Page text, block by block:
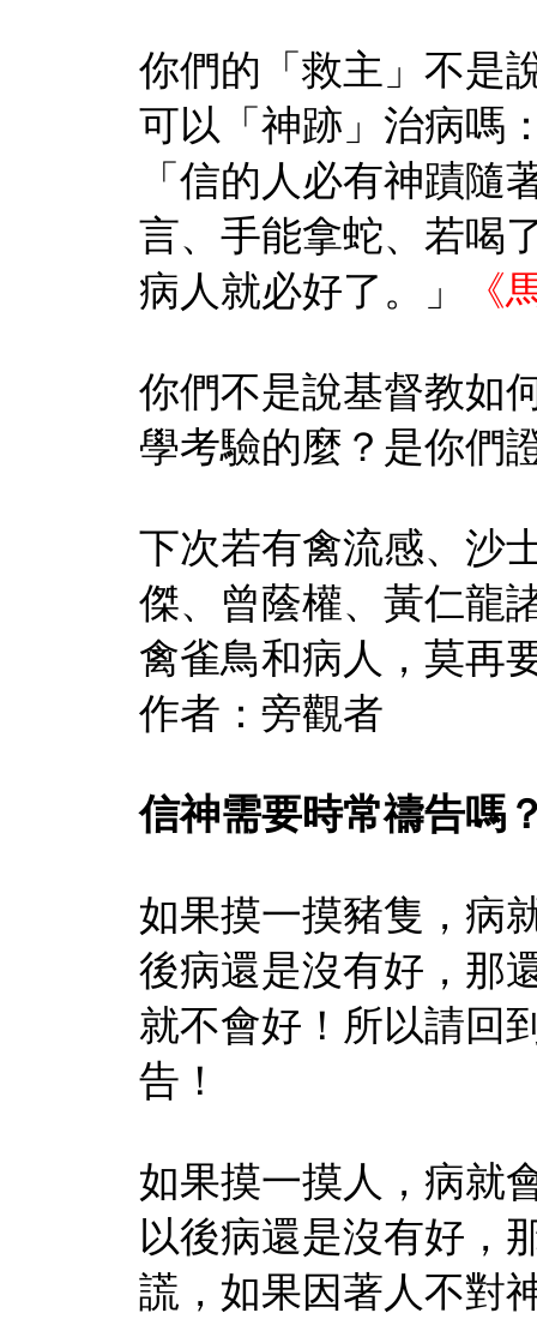
你們的「救主」不是
可以「神跡」治病嗎
「信的人必有神蹟隨
言、手能拿蛇、若喝
病人就必好了。」
《
你們不是說基督教如
學考驗的麼？是你們
下次若有禽流感、沙
傑、曾蔭權、黃仁龍
禽雀鳥和病人，莫再
作者：旁觀者
信神需要時常禱告嗎
如果摸一摸豬隻，病
後病還是沒有好，那
就不會好！所以請回
告！
如果摸一摸人，病就
以後病還是沒有好，
謊，如果因著人不對